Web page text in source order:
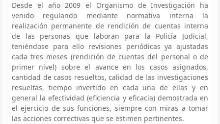
Desde el año 2009 el Organismo de Investigación ha
venido regulando mediante normativa interna la
realización permanente de rendición de cuentas interna
de las personas que laboran para la Policía Judicial,
teniéndose para ello revisiones periódicas ya ajustadas
cada tres meses (rendición de cuentas del personal o de
primer nivel) sobre el avance en los casos asignados,
cantidad de casos resueltos, calidad de las investigaciones
resueltas, tiempo invertido en cada una de ellas y en
general la efectividad (eficiencia y eficacia) demostrada en
el ejercicio de sus funciones, siempre con miras a tomar
las acciones correctivas que se estimen pertinentes.